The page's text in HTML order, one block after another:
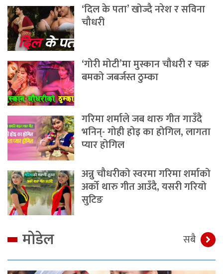
‘दिल के पता’ खोज्दै नरेश र सविना
चौधरी
‘गोरी मोटी’मा मुस्कान चौधरी र चक्र
बमको जबर्जस्त ठुम्का
गरिमा शर्माले जब थारु गीत गाउँदै
भनिन्- गोही होइ का होगिल, लागता
प्यार होगिल
अन्नु चौधरीको स्वरमा गरिमा शर्माको
अर्को थारु गीत आउँदै, यसरी गरियो
सुटिङ
मोडेल सबै